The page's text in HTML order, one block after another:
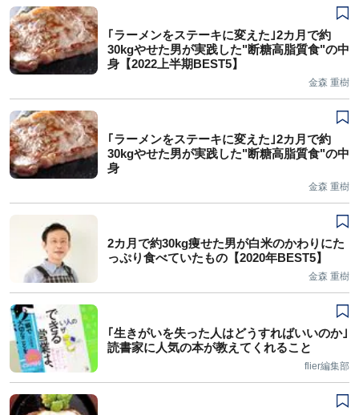
｢ラーメンをステーキに変えた｣2カ月で約
30kgやせた男が実践した"断糖高脂質食"の中
身【2022上半期BEST5】
金森 重樹
｢ラーメンをステーキに変えた｣2カ月で約
30kgやせた男が実践した"断糖高脂質食"の中
身
金森 重樹
2カ月で約30kg痩せた男が白米のかわりにた
っぷり食べていたもの【2020年BEST5】
金森 重樹
｢生きがいを失った人はどうすればいいのか｣
読書家に人気の本が教えてくれること
flier編集部